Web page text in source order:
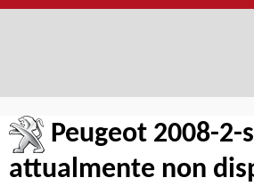
Peugeot 2008-2-
attualmente non